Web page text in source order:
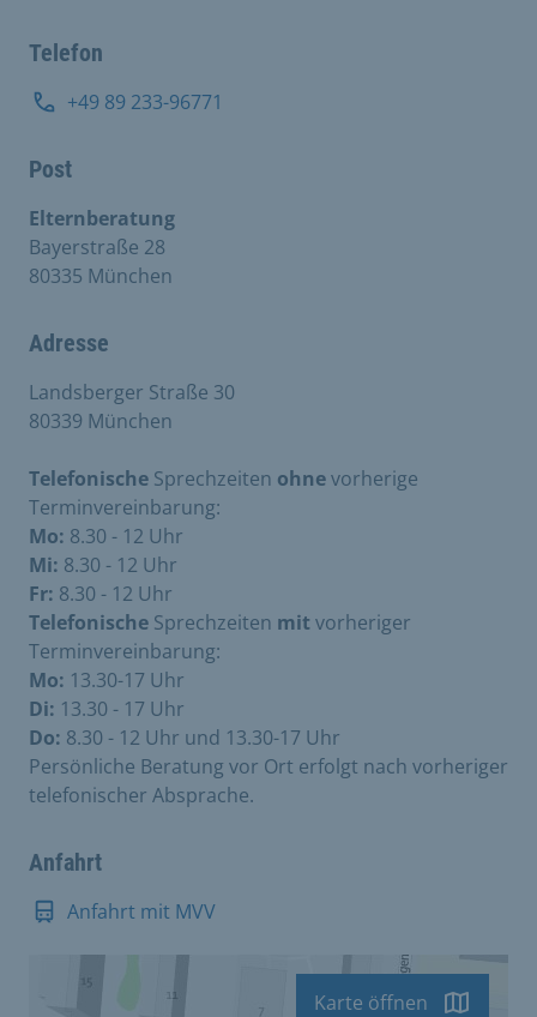
Telefon
+49 89 233-96771
Post
Elternberatung
Bayerstraße 28
80335 München
Adresse
Landsberger Straße 30
80339 München
Telefonische Sprechzeiten ohnevorherige
Terminvereinbarung:
Mo: 8.30 - 12 Uhr
Mi: 8.30 - 12 Uhr
Fr: 8.30 - 12 Uhr
Telefonische Sprechzeiten mitvorheriger
Terminvereinbarung:
Mo: 13.30-17 Uhr
Di: 13.30 - 17 Uhr
Do: 8.30 - 12 Uhr und 13.30-17 Uhr
Persönliche Beratung vor Ort erfolgt nach vorheriger
telefonischer Absprache.
Anfahrt
Anfahrt mit MVV
Karte öffnen